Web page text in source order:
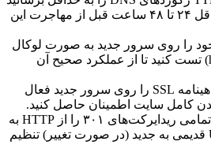
(مثلا ۳۰۰ ثانیه) و حداقل ۲۴ تا ۴۸ ساعت قبل از مهاجرت این
را روی سرور جدید به صورت لوکال
(با ویرایش فایل hosts) تست کنید تا از عملکرد صحیح آن
گواهینامه SSL را روی سرور جدید فعال
تمامی ریدایرکت‌های ۳۰۱ را از HTTP به
HTTPS و از هر URL قدیمی به جدید (در صورت تغییر) تنظیم